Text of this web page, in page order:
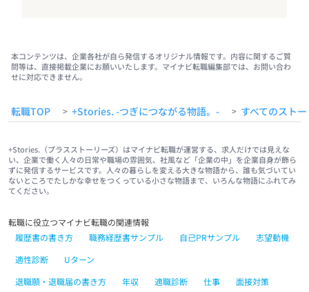
本コンテンツは、企業各社が自ら発信するオリジナル情報です。内容に関するご質
問等は、直接掲載企業にお願いいたします。マイナビ転職編集部では、お問い合わ
せに対応できません。
転職TOP > +Stories. -つぎにつながる物語。- > すべてのスト
+Stories.（プラスストーリーズ）はマイナビ転職が運営する、求人だけでは見えな
い、企業で働く人々の日常や職場の雰囲気、社風など「企業の中」を企業自身が飾ら
ずに発信するサービスです。人々の暮らしを変える大きな物語から、誰も気づいてい
ないところでたしかな幸せをつくっている小さな物語まで、いろんな物語にふれてみ
てください。
転職に役立つマイナビ転職の関連情報
履歴書の書き方
職務経歴書サンプル 自己PRサンプル
志望動機
適性診断
Uターン
退職願・退職届の書き方
年収 適職診断 仕事
面接対策